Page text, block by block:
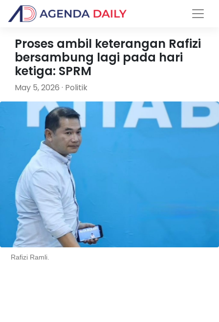
Proses ambil keterangan Rafizi
bersambung lagi pada hari
ketiga: SPRM
May 5, 2026 · Politik
Rafizi Ramli.